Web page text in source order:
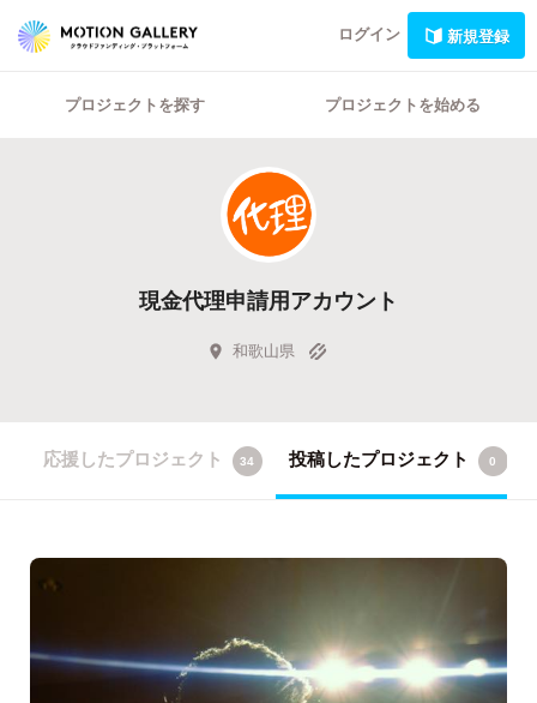
ログイン 新規登録
プロジェクトを探す プロジェクトを始める
現金代理申請用アカウント
和歌山県
応援したプロジェクト 34 投稿したプロジェクト 0